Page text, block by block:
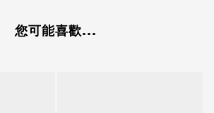
您可能喜歡...